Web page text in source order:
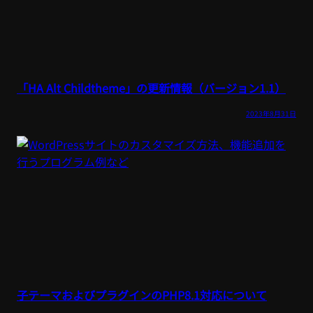
「HA Alt Childtheme」の更新情報（バージョン1.1）
2023年8月31日
子テーマおよびプラグインのPHP8.1対応について